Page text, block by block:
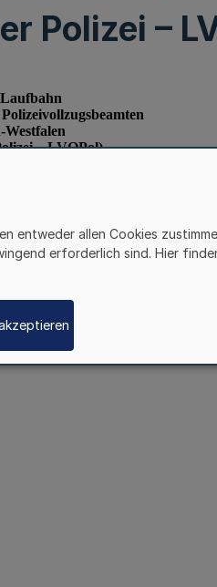
Polizei –
entweder allen Cookies
erforderlich sind. Hier